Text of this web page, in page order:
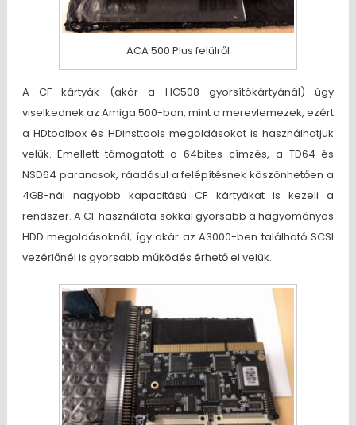
ACA 500 Plus felülről
A CF kártyák (akár a HC508 gyorsítókártyánál) úgy
viselkednek az Amiga 500-ban, mint a merevlemezek, ezért
a HDtoolbox és HDinsttools megoldásokat is használhatjuk
velük. Emellett támogatott a 64bites címzés, a TD64 és
NSD64 parancsok, ráadásul a felépítésnek köszönhetően a
4GB-nál nagyobb kapacitású CF kártyákat is kezeli a
rendszer. A CF használata sokkal gyorsabb a hagyományos
HDD megoldásoknál, így akár az A3000-ben található SCSI
vezérlőnél is gyorsabb működés érhető el velük.